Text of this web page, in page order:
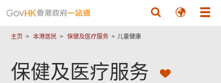
主页 本港居民 保健及医疗服务 儿童健康
保健及医疗服务